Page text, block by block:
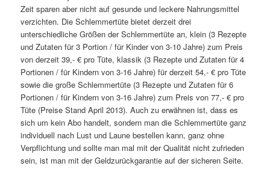
Zeit sparen aber nicht auf gesunde und leckere Nahrungsmittel
verzichten. Die Schlemmertüte bietet derzeit drei
unterschiedliche Größen der Schlemmertüte an, klein (3 Rezepte
und Zutaten für 3 Portion / für Kinder von 3-10 Jahre) zum Preis
von derzeit 39,- € pro Tüte, klassik (3 Rezepte und Zutaten für 4
Portionen / für Kindern von 3-16 Jahre) für derzeit 54,- € pro Tüte
sowie die große Schlemmertüte (3 Rezepte und Zutaten für 6
Portionen / für Kindern von 3-16 Jahre) zum Preis von 77,- € pro
Tüte (Preise Stand April 2013). Auch zu erwähnen ist, dass es
sich um kein Abo handelt, sondern man die Schlemmertüte ganz
individuell nach Lust und Laune bestellen kann, ganz ohne
Verpflichtung und sollte man mal mit der Qualität nicht zufrieden
sein, ist man mit der Geldzurückgarantie auf der sicheren Seite.